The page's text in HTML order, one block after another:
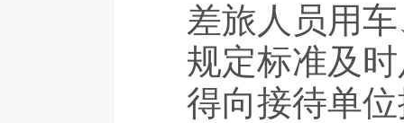
差旅人员用
规定标准及
得向接待单